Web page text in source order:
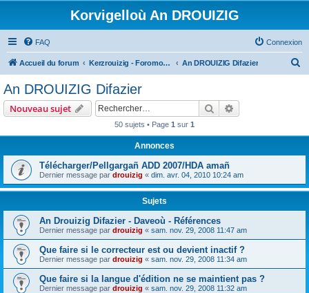
Korvigelloù An DROUIZIG
FAQ Connexion
Accueil du forum Kerzrouizig - Foromoù An Drouizig An DROUIZIG Difazier
e
r
An DROUIZIG Difazier
Nouveau sujet Rechercher
50 sujets • Page 1 sur 1
Annonces
Télécharger/Pellgargañ ADD 2007/HDA amañ
Dernier message par drouizig « dim. avr. 04, 2010 10:24 am
Sujets
An Drouizig Difazier - Daveoù - Références
Dernier message par drouizig « sam. nov. 29, 2008 11:47 am
Que faire si le correcteur est ou devient inactif ?
Dernier message par drouizig « sam. nov. 29, 2008 11:34 am
Que faire si la langue d'édition ne se maintient pas ?
Dernier message par drouizig « sam. nov. 29, 2008 11:32 am